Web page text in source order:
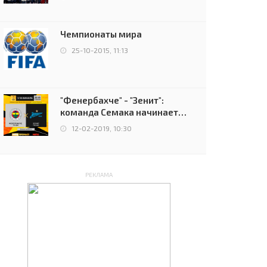
чемпионов.
Чемпионаты мира
25-10-2015, 11:13
"Фенербахче" - "Зенит":
команда Семака начинает
путь в плей-офф Лиги
12-02-2019, 10:30
РЕКЛАМА